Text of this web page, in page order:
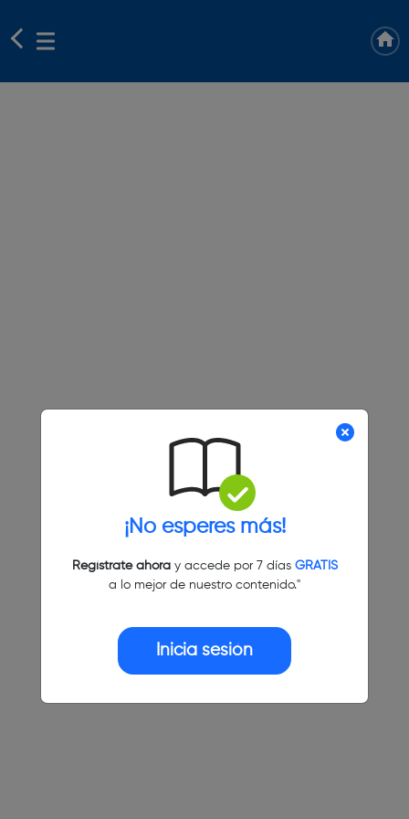
¡No esperes más!
Regístrate ahoray accede por 7 días GRATIS
a lo mejor de nuestro contenido."
Inicia sesión